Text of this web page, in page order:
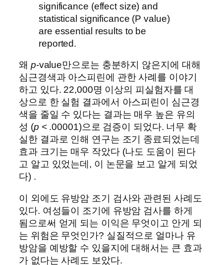
significance (effect size) and
statistical significance (P value)
are essential results to be
reported.
왜 p-value만으로는 충분하지 않은지에 대해
심근경색과 아스피린에 관한 사례를 이야기
하고 있다. 22,000명 이상의 피실험자를 대
상으로 한 실험 결과에서 아스피린이 심근경
색을 줄일 수 있다는 결과는 매우 높은 유의
성 (p < .00001)으로 검증이 되었다. 너무 확
실한 결과로 인해 연구는 조기 종료되었는데
효과 크기는 매우 작았다 (나도 도움이 된다
고 알고 있었는데, 이 논문을 보고 알게 되었
다) .
이 외에도 유방암 조기 검사와 관련된 사례도
있다. 여성들이 조기에 유방암 검사를 하게
됨으로써 얻게 되는 이익은 무엇이고 안게 되
는 위험은 무엇인가? 실질적으로 얼마나 유
방암을 예방할 수 있을지에 대해서는 큰 효과
가 없다는 사례도 보았다.